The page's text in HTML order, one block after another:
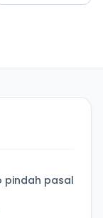
pindah pasal